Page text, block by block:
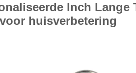
Inch Lange
huisverbetering